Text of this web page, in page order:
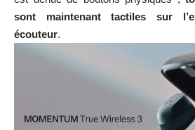
sont maintenant tactiles sur
écouteur.